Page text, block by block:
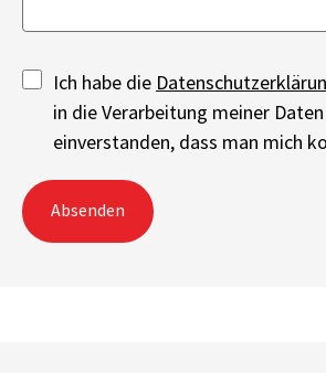
Ich habe die
in die Verarbeitung meiner
einverstanden, dass man mich
Absenden